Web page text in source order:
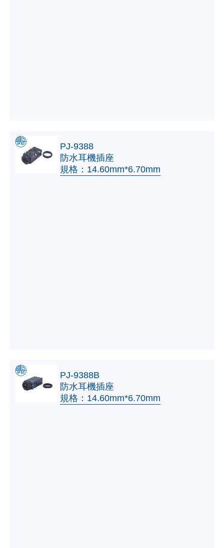
PJ-9388
防水耳機插座
規格：14.60mm*6.70mm
PJ-9388B
防水耳機插座
規格：14.60mm*6.70mm